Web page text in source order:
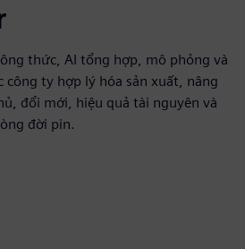
thức, AI tổng hợp, mô phỏng và
ty hợp lý hóa sản xuất, nâng
đổi mới, hiệu quả tài nguyên và
đời pin.